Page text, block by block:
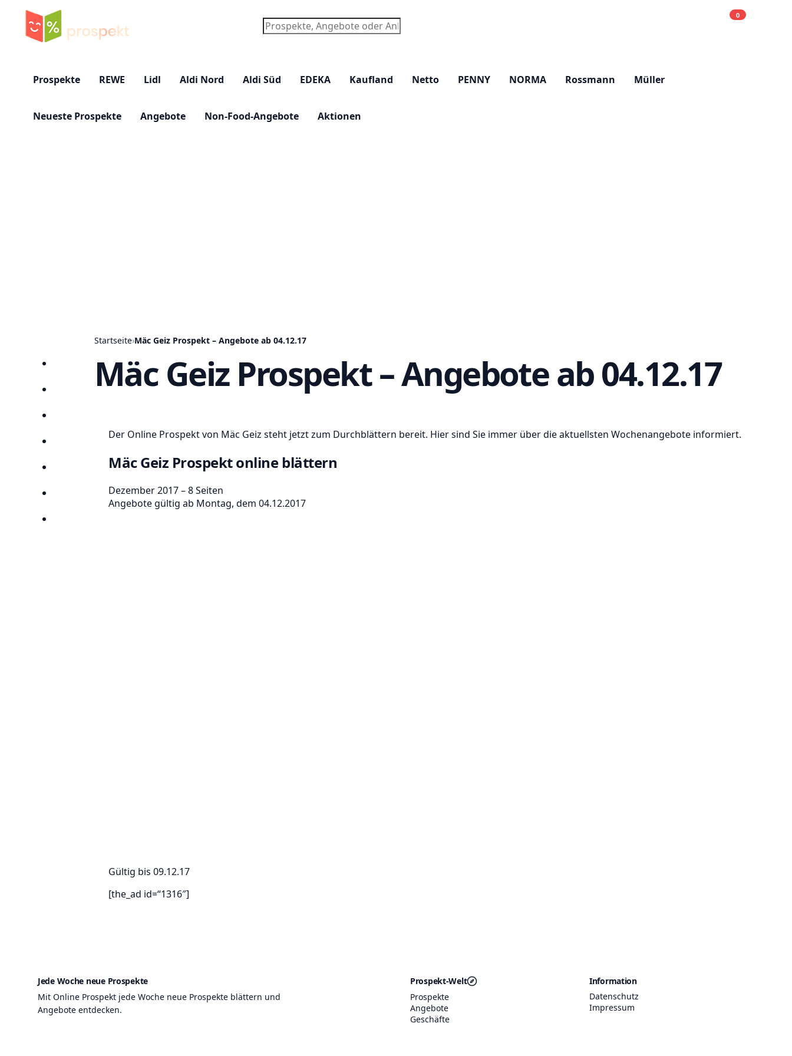
Suchen
0
Prospekte REWE Lidl Aldi Nord Aldi Süd EDEKA Kaufland Netto PENNY NORMA Rossmann Müller
Neueste Prospekte Angebote Non-Food-Angebote Aktionen
Startseite
Lieblingsprospekte
Startseite›Mäc Geiz Prospekt – Angebote ab 04.12.17
Mäc Geiz Prospekt – Angebote ab 04.12.17
Der Online Prospekt von Mäc Geiz steht jetzt zum Durchblättern bereit. Hier sind Sie immer über die aktuellsten Wochenangebote informiert.
Mäc Geiz Prospekt online blättern
Dezember 2017 – 8 Seiten
Angebote gültig ab Montag, dem 04.12.2017
Gültig bis 09.12.17
[the_ad id=“1316″]
Jede Woche neue Prospekte
Mit Online Prospekt jede Woche neue Prospekte blättern und
Angebote entdecken.
Prospekt-Welt
Prospekte
Angebote
Geschäfte
Information
Datenschutz
Impressum